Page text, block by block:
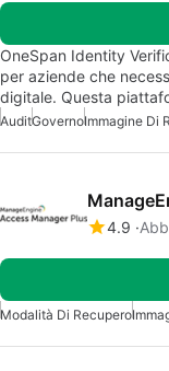
OneSpan Identity
per aziende che
digitale. Questa
AuditGovernoImmagine Di
4.9
Modalità Di Recupero